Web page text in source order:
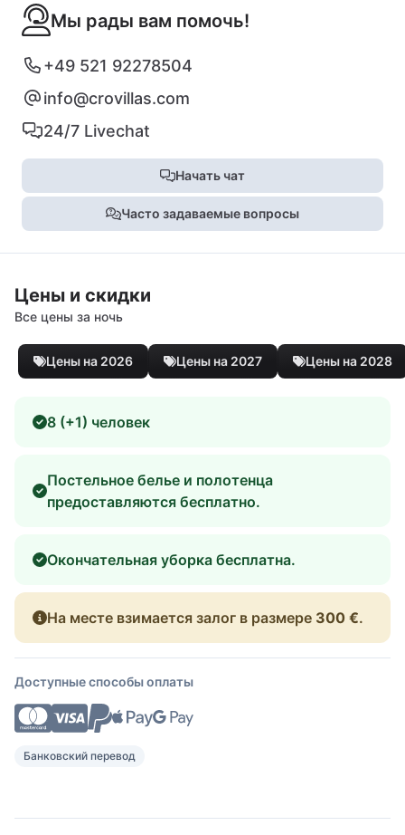
Мы рады вам помочь!
+49 521 92278504
info@crovillas.com
24/7 Livechat
Начать чат
Часто задаваемые вопросы
Цены и скидки
Все цены за ночь
Цены на 2026 Цены на 2027 Цены на 2028
8 (+1) человек
Постельное белье и полотенца
предоставляются бесплатно.
Окончательная уборка бесплатна.
На месте взимается залог в размере 300 €.
Доступные способы оплаты
Банковский перевод